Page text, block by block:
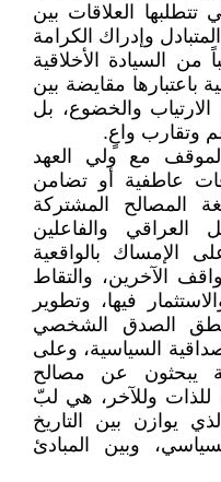
تتطلبها العلاقات بين
وإدراك الكرامة
من السيادة الأخلاقية
باعتبارها مقايضة بين
الارتياب والخضوع، بل
وتقارب واعٍ.
مع ولي العهد
عاطفية أو تضامن
المصالح المشتركة
العراقي والفاعلين
الإمساك بالواقعية
الآخرين، والتقاط
فيها، وتطوير
الصدق الشخصي
السياسية، وعلى
يبحثون عن مصالح
للذات وللآخر، هي لبّ
يوازن بين التاريخ
وبين المبادئ